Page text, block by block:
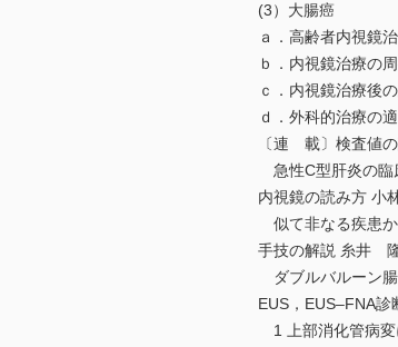
(3）大腸癌
ａ．高齢者内視
ｂ．内視鏡治療
ｃ．内視鏡治療
ｄ．外科的治療
〔連 載〕検査
急性C型肝炎の臨
内視鏡の読み方
似て非なる疾患
手技の解説 糸
ダブルバルーン腸
EUS，EUS‒FNA
1 上部消化管病変